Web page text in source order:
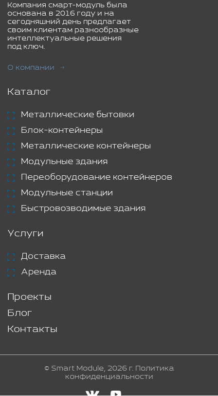
Компания смарт-модуль была
основана в 2016 году и на
сегодняшний день предлагает
своим клиентам разнообразные
интеллектуальные решения
под ключ.
О компании
Каталог
Металлические бытовки
Блок-контейнеры
Металлические контейнеры
Модульные здания
Переоборудование контейнеров
Модульные станции
Быстровозводимые здания
Услуги
Доставка
Аренда
Проекты
Блог
Контакты
© Smart Module, 2026 г. Политика
конфиденциальности